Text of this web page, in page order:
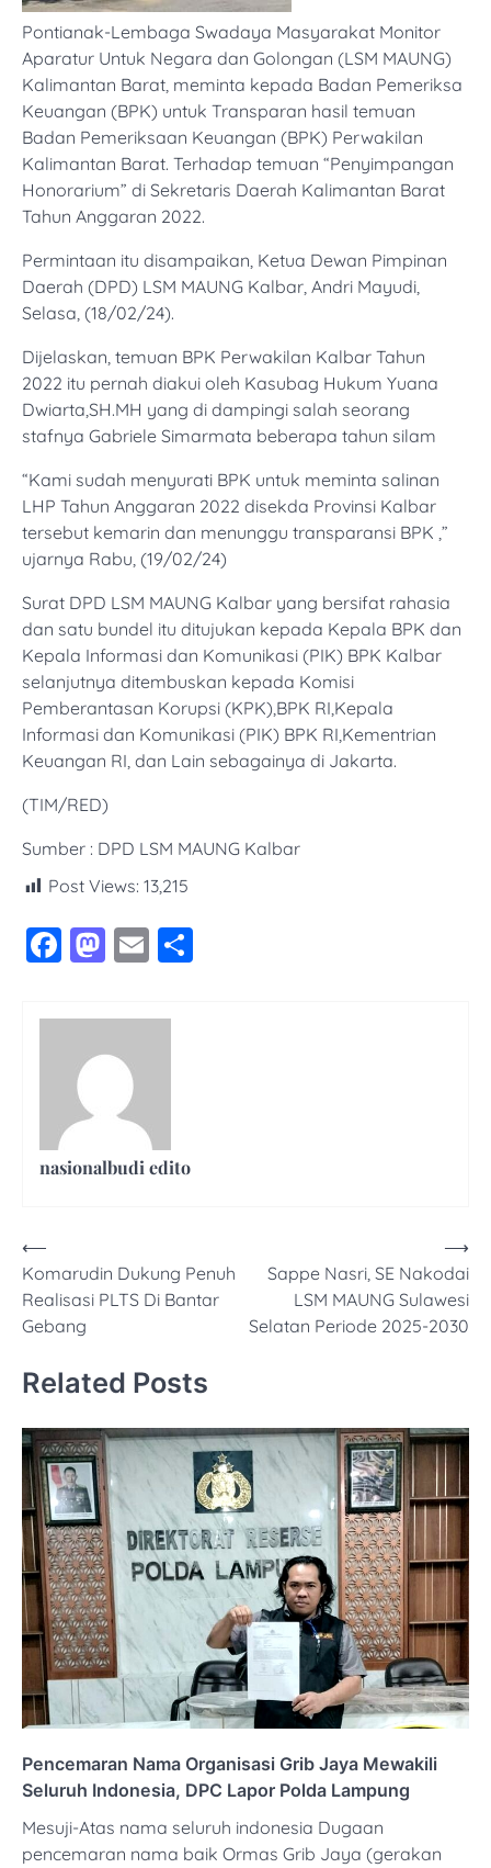
Pontianak-Lembaga Swadaya Masyarakat Monitor
Aparatur Untuk Negara dan Golongan (LSM MAUNG)
Kalimantan Barat, meminta kepada Badan Pemeriksa
Keuangan (BPK) untuk Transparan hasil temuan
Badan Pemeriksaan Keuangan (BPK) Perwakilan
Kalimantan Barat. Terhadap temuan “Penyimpangan
Honorarium” di Sekretaris Daerah Kalimantan Barat
Tahun Anggaran 2022.
Permintaan itu disampaikan, Ketua Dewan Pimpinan
Daerah (DPD) LSM MAUNG Kalbar, Andri Mayudi,
Selasa, (18/02/24).
Dijelaskan, temuan BPK Perwakilan Kalbar Tahun
2022 itu pernah diakui oleh Kasubag Hukum Yuana
Dwiarta,SH.MH yang di dampingi salah seorang
stafnya Gabriele Simarmata beberapa tahun silam
“Kami sudah menyurati BPK untuk meminta salinan
LHP Tahun Anggaran 2022 disekda Provinsi Kalbar
tersebut kemarin dan menunggu transparansi BPK ,”
ujarnya Rabu, (19/02/24)
Surat DPD LSM MAUNG Kalbar yang bersifat rahasia
dan satu bundel itu ditujukan kepada Kepala BPK dan
Kepala Informasi dan Komunikasi (PIK) BPK Kalbar
selanjutnya ditembuskan kepada Komisi
Pemberantasan Korupsi (KPK),BPK RI,Kepala
Informasi dan Komunikasi (PIK) BPK RI,Kementrian
Keuangan RI, dan Lain sebagainya di Jakarta.
(TIM/RED)
Sumber : DPD LSM MAUNG Kalbar
Post Views: 13,215
Facebook
Mastodon
Email
nasionalbudi edito
Navigasi
pos
⟵
Komarudin Dukung Penuh
Realisasi PLTS Di Bantar
Gebang
Sappe Nasri, SE Nakodai
LSM MAUNG Sulawesi
Selatan Periode 2025-2030
⟶
Related Posts
Pencemaran Nama Organisasi Grib Jaya Mewakili
Seluruh Indonesia, DPC Lapor Polda Lampung
Mesuji-Atas nama seluruh indonesia Dugaan
pencemaran nama baik Ormas Grib Jaya (gerakan